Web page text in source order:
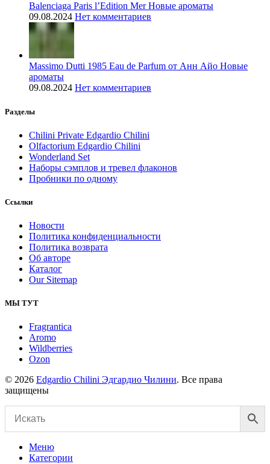
Balenciaga Paris l’Edition Mer Новые ароматы
09.08.2024 Нет комментариев
Massimo Dutti 1985 Eau de Parfum от Анн Айо Новые
ароматы
09.08.2024 Нет комментариев
Разделы
Chilini Private Edgardio Chilini
Olfactorium Edgardio Chilini
Wonderland Set
Наборы сэмплов и тревел флаконов
Пробники по одному
Ссылки
Новости
Политика конфиденциальности
Политика возврата
Об авторе
Каталог
Our Sitemap
МЫ ТУТ
Fragrantica
Aromo
Wildberries
Ozon
© 2026 Edgardio Chilini Эдгардио Чилини. Все права
защищены
Меню
Категории